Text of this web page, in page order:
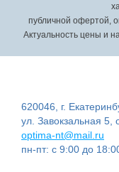
публичной офертой,
Актуальность цены и
620046, г.
ул. Завокзальная 5,
optima-nt@mail.ru
пн-пт: с 9:00 до